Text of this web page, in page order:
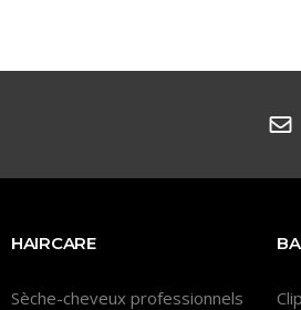
HAIRCARE
Sèche-cheveux professionnels